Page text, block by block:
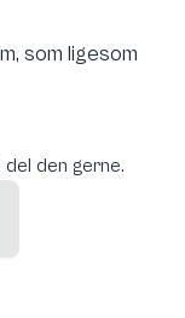
som ligesom
den gerne.